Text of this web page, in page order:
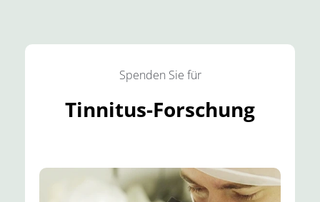
Spenden Sie für
Tinnitus-Forschung